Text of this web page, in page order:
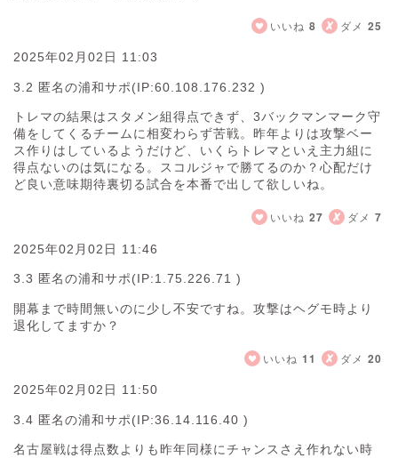
いいね 8 ダメ 25
2025年02月02日 11:03
3.2 匿名の浦和サポ(IP:60.108.176.232 )
トレマの結果はスタメン組得点できず、3バックマンマーク守
備をしてくるチームに相変わらず苦戦。昨年よりは攻撃ベー
ス作りはしているようだけど、いくらトレマといえ主力組に
得点ないのは気になる。スコルジャで勝てるのか？心配だけ
ど良い意味期待裏切る試合を本番で出して欲しいね。
いいね 27 ダメ 7
2025年02月02日 11:46
3.3 匿名の浦和サポ(IP:1.75.226.71 )
開幕まで時間無いのに少し不安ですね。攻撃はヘグモ時より
退化してますか？
いいね 11 ダメ 20
2025年02月02日 11:50
3.4 匿名の浦和サポ(IP:36.14.116.40 )
名古屋戦は得点数よりも昨年同様にチャンスさえ作れない時